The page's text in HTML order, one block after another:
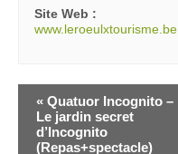
Site Web :
www.leroeulxtourisme.be
« Quatuor Incognito –
Le jardin secret
d’Incognito
(Repas+spectacle)